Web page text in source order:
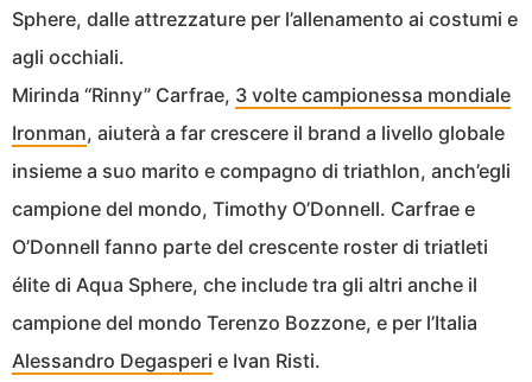
Sphere, dalle attrezzature per l’allenamento ai costumi e
agli occhiali.
Mirinda “Rinny” Carfrae, 3 volte campionessa mondiale
Ironman, aiuterà a far crescere il brand a livello globale
insieme a suo marito e compagno di triathlon, anch’egli
campione del mondo, Timothy O’Donnell. Carfrae e
O’Donnell fanno parte del crescente roster di triatleti
élite di Aqua Sphere, che include tra gli altri anche il
campione del mondo Terenzo Bozzone, e per l’Italia
Alessandro Degasperi e Ivan Risti.